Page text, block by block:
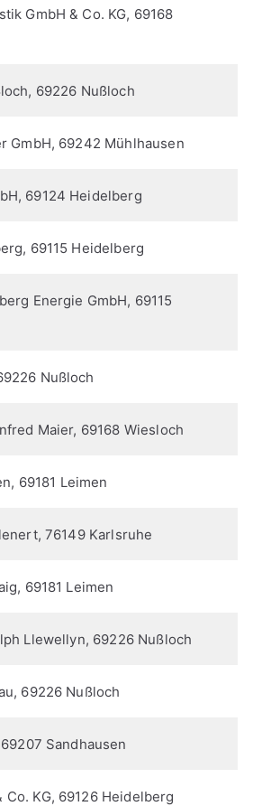
GmbH & Co. KG, 69168
69226 Nußloch
GmbH, 69242 Mühlhausen
69124 Heidelberg
69115 Heidelberg
Energie GmbH, 69115
Nußloch
Maier, 69168 Wiesloch
69181 Leimen
76149 Karlsruhe
69181 Leimen
Llewellyn, 69226 Nußloch
69226 Nußloch
Sandhausen
Co. KG, 69126 Heidelberg